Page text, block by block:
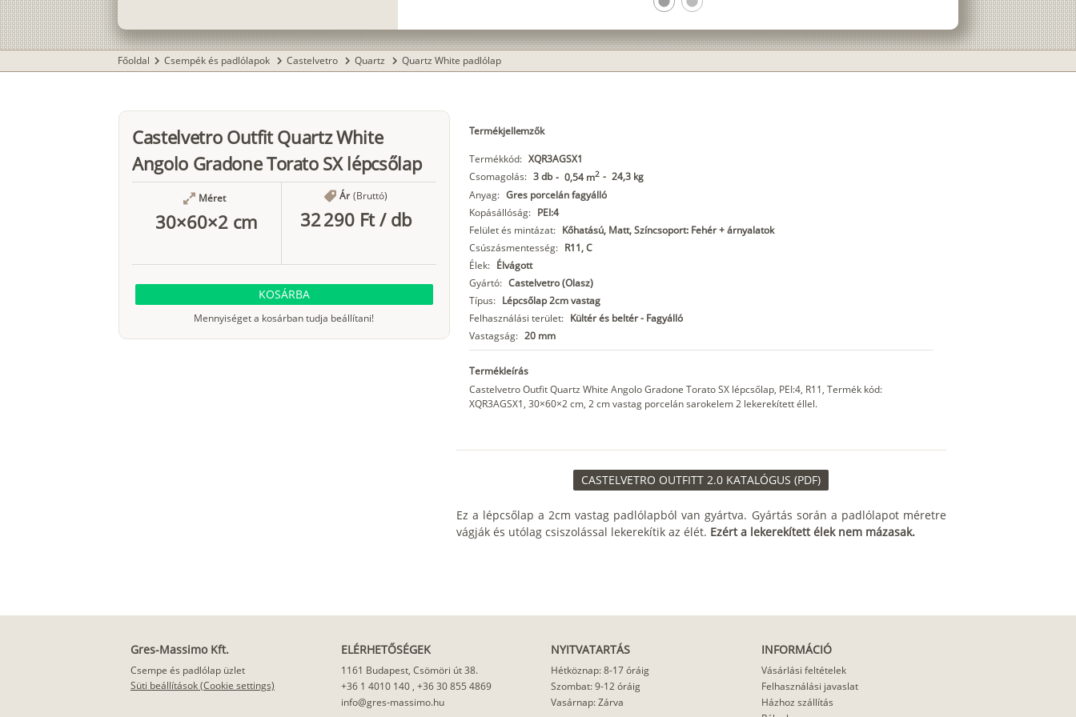
Főoldal chevron_right Csempék és padlólapok chevron_right Castelvetro chevron_right Quartz chevron_right Quartz White padlólap
Castelvetro Outfit Quartz White
Angolo Gradone Torato SX lépcsőlap
Méret
30×60×2 cm
Ár (Bruttó)
32 290 Ft/ db
KOSÁRBA
Mennyiséget a kosárban tudja beállítani!
Termékjellemzők
Termékkód: XQR3AGSX1
Csomagolás: 3 db - 0,54 m2 - 24,3 kg
Anyag: Gres porcelán fagyálló
Kopásállóság: PEI:4
Felület és mintázat: Kőhatású, Matt, Színcsoport: Fehér + árnyalatok
Csúszásmentesség: R11, C
Élek: Élvágott
Gyártó: Castelvetro (Olasz)
Típus: Lépcsőlap 2cm vastag
Felhasználási terület: Kültér és beltér - Fagyálló
Vastagság: 20 mm
Termékleírás
Castelvetro Outfit Quartz White Angolo Gradone Torato SX lépcsőlap, PEI:4, R11, Termék kód:
XQR3AGSX1, 30×60×2 cm, 2 cm vastag porcelán sarokelem 2 lekerekített éllel.
CASTELVETRO OUTFITT 2.0 KATALÓGUS (PDF)
Ez a lépcsőlap a 2cm vastag padlólapból van gyártva. Gyártás során a padlólapot méretre
vágják és utólag csiszolással lekerekítik az élét. Ezért a lekerekített élek nem mázasak.
Gres-Massimo Kft.
Csempe és padlólap üzlet
Süti beállítások (Cookie settings)
ELÉRHETŐSÉGEK
1161 Budapest, Csömöri út 38.
+36 1 4010 140, +36 30 855 4869
info@gres-massimo.hu
NYITVATARTÁS
Hétköznap: 8-17 óráig
Szombat: 9-12 óráig
Vasárnap: Zárva
INFORMÁCIÓ
Vásárlási feltételek
Felhasználási javaslat
Házhoz szállítás